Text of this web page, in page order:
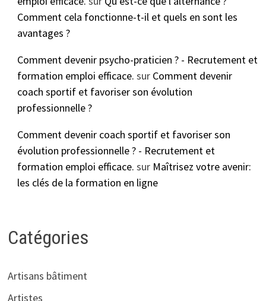
Comment cela fonctionne-t-il et quels en sont les
avantages ?
Comment devenir psycho-praticien ? - Recrutement et
formation emploi efficace. sur Comment devenir
coach sportif et favoriser son évolution
professionnelle ?
Comment devenir coach sportif et favoriser son
évolution professionnelle ? - Recrutement et
formation emploi efficace. sur Maîtrisez votre avenir:
les clés de la formation en ligne
Catégories
Artisans bâtiment
Artistes